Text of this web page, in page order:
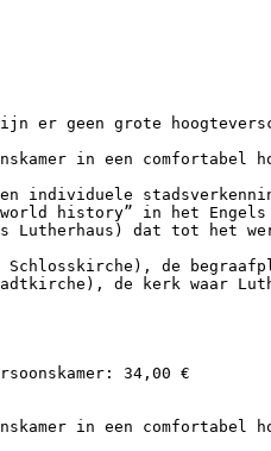
zijn er geen grote
in een comfortabel
individuele
history” in het Engels
Lutherhaus) dat tot het
de
de kerk waar
34,00 €
in een comfortabel